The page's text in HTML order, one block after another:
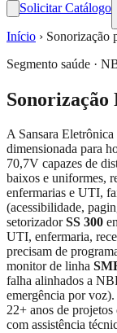
Solicitar Catálogo
Início › Sonorização
Segmento saúde ·
A Sansara
dimensionada para
70,7V capazes de
baixos e uniformes,
enfermarias e UTI,
(acessibilidade,
setorizador SS 300
UTI, enfermaria,
precisam de
monitor de linha
falha alinhados a
emergência por
22+ anos de
com assistência